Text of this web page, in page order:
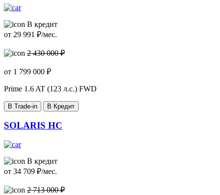
В кредит
от 29 991 ₽/мес.
2 430 000 ₽
от 1 799 000 ₽
Prime 1.6 AT (123 л.с.) FWD
В Trade-in В Кредит
SOLARIS HC
В кредит
от 34 709 ₽/мес.
2 713 000 ₽